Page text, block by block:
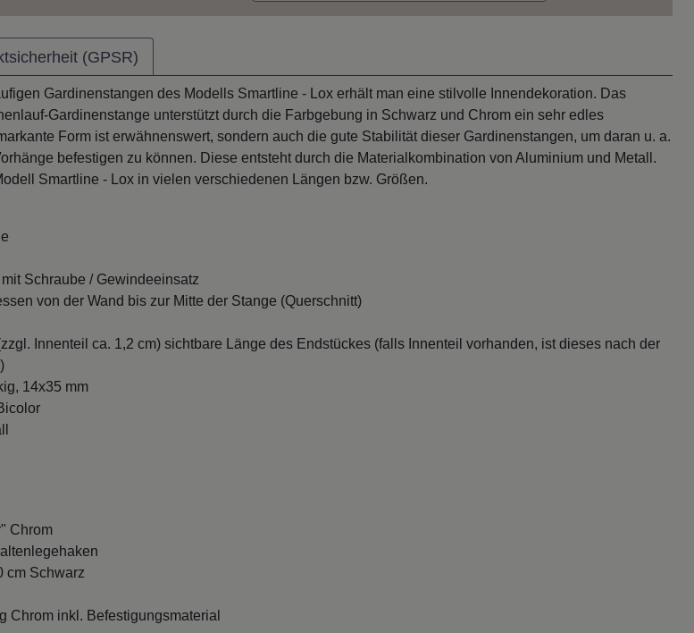
(GPSR)
Gardinenstangen des Modells Smartline - Lox erhält man eine stilvolle Innendekoration. Das
Gardinenstange unterstützt durch die Farbgebung in Schwarz und Chrom ein sehr edles
Form ist erwähnenswert, sondern auch die gute Stabilität dieser Gardinenstangen, um daran u. a.
befestigen zu können. Diese entsteht durch die Materialkombination von Aluminium und Metall.
Smartline - Lox in vielen verschiedenen Längen bzw. Größen.
Schraube / Gewindeeinsatz
von der Wand bis zur Mitte der Stange (Querschnitt)
Innenteil ca. 1,2 cm) sichtbare Länge des Endstückes (falls Innenteil vorhanden, ist dieses nach der
14x35 mm
Chrom
cm Schwarz
Chrom inkl. Befestigungsmaterial